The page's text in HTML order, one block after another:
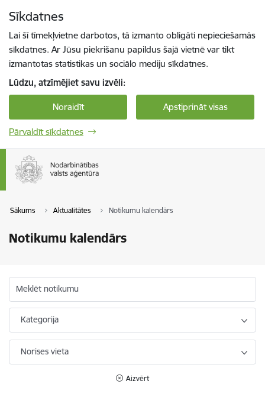
Sīkdatnes
Lai šī tīmekļvietne darbotos, tā izmanto obligāti nepieciešamās
sīkdatnes. Ar Jūsu piekrišanu papildus šajā vietnē var tikt
izmantotas statistikas un sociālo mediju sīkdatnes.
Lūdzu, atzīmējiet savu izvēli:
Noraidīt Apstiprināt visas
Pārvaldīt sīkdatnes
Sākums Aktualitātes Notikumu kalendārs
Notikumu kalendārs
Meklēt notikumu
Kategorija
Norises vieta
Aizvērt